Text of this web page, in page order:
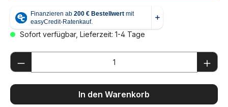
Sofort verfügbar, Lieferzeit: 1-4 Tage
Produkt Anzahl: Gib den gewünschten
In den Warenkorb